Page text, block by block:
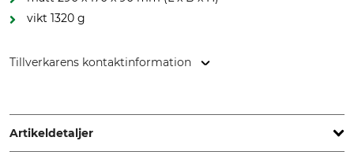
vikt 1320 g
Tillverkarens kontaktinformation
Germany, www.euro-waldbrand.de
Artikeldetaljer